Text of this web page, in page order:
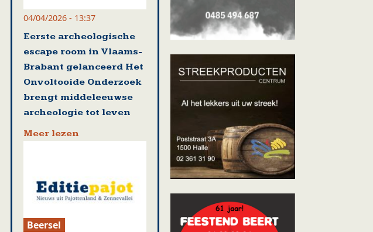
04/04/2026 - 13:37
Eerste archeologische
escape room in Vlaams-
Brabant gelanceerd Het
Onvoltooide Onderzoek
brengt middeleeuwse
archeologie tot leven
Meer lezen
Beersel